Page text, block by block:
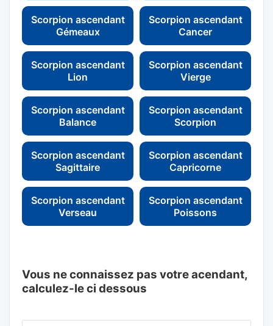
Scorpion ascendant
Gémeaux
Scorpion ascendant
Cancer
Scorpion ascendant
Lion
Scorpion ascendant
Vierge
Scorpion ascendant
Balance
Scorpion ascendant
Scorpion
Scorpion ascendant
Sagittaire
Scorpion ascendant
Capricorne
Scorpion ascendant
Verseau
Scorpion ascendant
Poissons
Vous ne connaissez pas votre acendant,
calculez-le ci dessous